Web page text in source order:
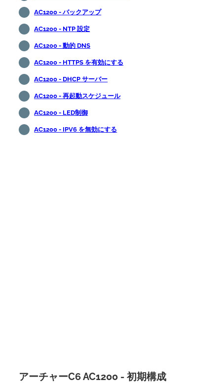
AC1200 - バックアップ
AC1200 - NTP 設定
AC1200 - 動的 DNS
AC1200 - HTTPS を有効にする
AC1200 - DHCP サーバー
AC1200 - 再起動スケジュール
AC1200 - LED制御
AC1200 - IPV6 を無効にする
アーチャーC6 AC1200 - 初期構成